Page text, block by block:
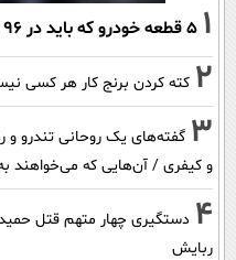
1 ۵ قطعه خودرو که باید در ۹۶ هزار کیلومتر عوض کنید
2 کته کردن برنج کار هر کسی
3
و کیفری / آن‌هایی که می‌خواهند به ۲۵۰ هزار نفر بپیوندند بدانند
4 دستگیری چهار متهم قتل
ربایش